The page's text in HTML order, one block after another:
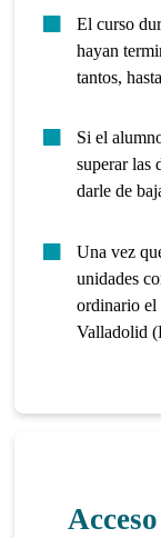
El curso
hayan
tantos,
Si el
superar las
darle de
Una vez
unidades
ordinario el
Valladolid
Acceso